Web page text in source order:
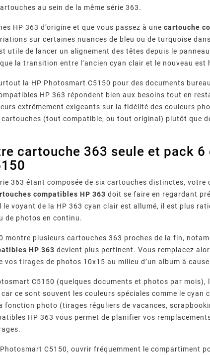
Epson : Que
Face Au Message «
Non Reconnue » ?
imprimante Epson
« cartouche non
» ? Causes, méthode
en 7 étapes,
des mises à jour
Garantissent Une Qualité
D’impression Optimale Avec
Leurs Cartouches
Compatibles ?
Comment reconnaître un
fournisseur de cartouches
compatibles fiable ?
qualité, puces, garanties,
normes ISO/STMC, avis
au sein de la même série 363.
HP 363 d’origine et que vous passez à unecartouche
sur certaines nuances de bleu ou de turquoise
utile de lancer un alignement des têtes depuis le
la transition entre l’ancien cyan clair et le nouveau est
la HP Photosmart C5150 pour des documents
HP 363 répondent bien aux besoins tout en
extrêmement exigeants sur la fidélité des couleurs
cartouches (tout compatible, ou tout original) plutôt que
cartouche 363 seule et pack
363 étant composée de six cartouches distinctes,
compatibles HP 363 doit se faire en regardant
voyant de la HP 363 cyan clair est allumé, il est plus
de photos en continu.
montre plusieurs cartouches 363 proches de la fin,
HP 363 devient plus pertinent. Vous remplacez
vos tirages de photos 10x15 au milieu d’un album à
C5150 (quelques documents et photos par mois),
ce sont souvent les couleurs spéciales comme le cyan
fonction photo (tirages réguliers de vacances,
HP 363 vous permet de planifier vos
C5150, ouvrir fréquemment le compartiment